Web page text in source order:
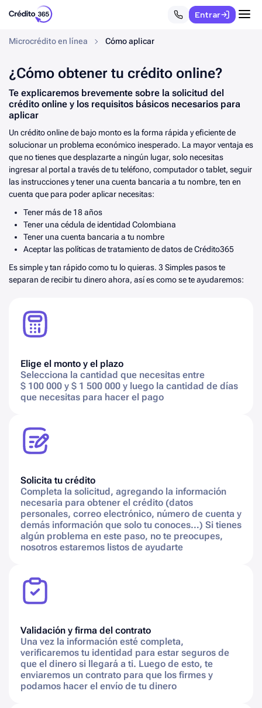
3330333060
Entrar
Microcrédito en línea Cómo aplicar
¿Cómo obtener tu crédito online?
Te explicaremos brevemente sobre la solicitud del
crédito online y los requisitos básicos necesarios para
aplicar
Un crédito online de bajo monto es la forma rápida y eficiente de
solucionar un problema económico inesperado. La mayor ventaja es
que no tienes que desplazarte a ningún lugar, solo necesitas
ingresar al portal a través de tu teléfono, computador o tablet, seguir
las instrucciones y tener una cuenta bancaria a tu nombre, ten en
cuenta que para poder aplicar necesitas:
Tener más de 18 años
Tener una cédula de identidad Colombiana
Tener una cuenta bancaria a tu nombre
Aceptar las políticas de tratamiento de datos de Crédito365
Es simple y tan rápido como tu lo quieras. 3 Simples pasos te
separan de recibir tu dinero ahora, así es como se te ayudaremos:
Elige el monto y el plazo
Selecciona la cantidad que necesitas entre
$ 100 000 y $ 1 500 000 y luego la cantidad de días
que necesitas para hacer el pago
Solicita tu crédito
Completa la solicitud, agregando la información
necesaria para obtener el crédito (datos
personales, correo electrónico, número de cuenta y
demás información que solo tu conoces…) Si tienes
algún problema en este paso, no te preocupes,
nosotros estaremos listos de ayudarte
Validación y firma del contrato
Una vez la información esté completa,
verificaremos tu identidad para estar seguros de
que el dinero si llegará a ti. Luego de esto, te
enviaremos un contrato para que los firmes y
podamos hacer el envío de tu dinero